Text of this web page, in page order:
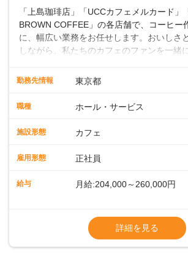
万円＋賞与(年3回)・店長職
「上島珈琲店」「UCCカフェメルカード」
BROWN COFFEE」の各店舗で、コーヒー
に、幅広い業務をお任せします。おいしさ
しながら、私たちのカフェのファンを一緒
クの作成お客様のご案内、レジ対応軽食メ
ート体制充実コーヒーの知識から接客マナ
年齢層が活躍しており、チームワークも抜
業務に馴染める環境です。「カフェの接客
ッフとして経験を積んだ後、店長を目指し
よ♪あなたも、無理なくステップアップでき
つ成長していきませんか？
勤務先情報 東京都
職種 ホール・サービス
施設形態 カフェ
雇用形態 正社員
給与 月給:204,000～260,000円
ます・東日本エリア：月給
※経験・スキルを考慮の上
詳細を見る